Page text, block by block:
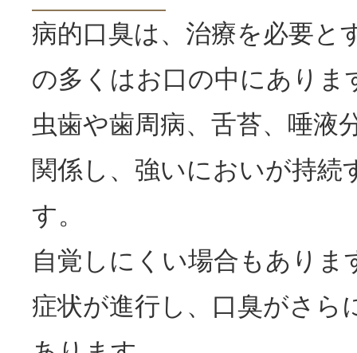
病的口臭は、治療を必要と
の多くはお口の中にありま
虫歯や歯周病、舌苔、唾液
関係し、強いにおいが持続
す。
自覚しにくい場合もありま
症状が進行し、口臭がさら